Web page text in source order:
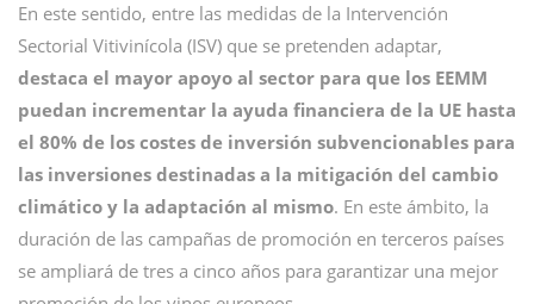
En este sentido, entre las medidas de la Intervención
Sectorial Vitivinícola (ISV) que se pretenden adaptar,
destaca el mayor apoyo al sector para que los EEMM
puedan incrementar la ayuda financiera de la UE hasta
el 80% de los costes de inversión subvencionables para
las inversiones destinadas a la mitigación del cambio
climático y la adaptación al mismo. En este ámbito, la
duración de las campañas de promoción en terceros países
se ampliará de tres a cinco años para garantizar una mejor